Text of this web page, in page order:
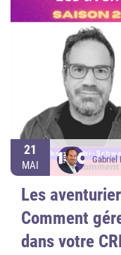
21
MAI Gabriel
Les
Comment
dans votre